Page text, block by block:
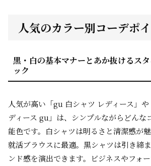
人気のカラー別コーデポ
黒・白の基本マナーとあか抜けるス
ック
人気が高い「gu 白シャツ レディース」
ディース gu」は、シンプルながらどんな
能色です。白シャツは明るさと清潔感が
就活ブラウスに最適。黒シャツは引き締
ンド感を演出できます。ビジネスやフォー